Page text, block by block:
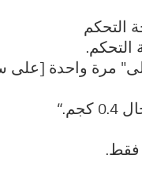
مرة واحدة [على
فقط.